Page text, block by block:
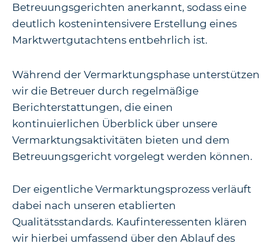
Betreuungsgerichten anerkannt, sodass eine
deutlich kostenintensivere Erstellung eines
Marktwertgutachtens entbehrlich ist.
Während der Vermarktungsphase unterstützen
wir die Betreuer durch regelmäßige
Berichterstattungen, die einen
kontinuierlichen Überblick über unsere
Vermarktungsaktivitäten bieten und dem
Betreuungsgericht vorgelegt werden können.
Der eigentliche Vermarktungsprozess verläuft
dabei nach unseren etablierten
Qualitätsstandards. Kaufinteressenten klären
wir hierbei umfassend über den Ablauf des